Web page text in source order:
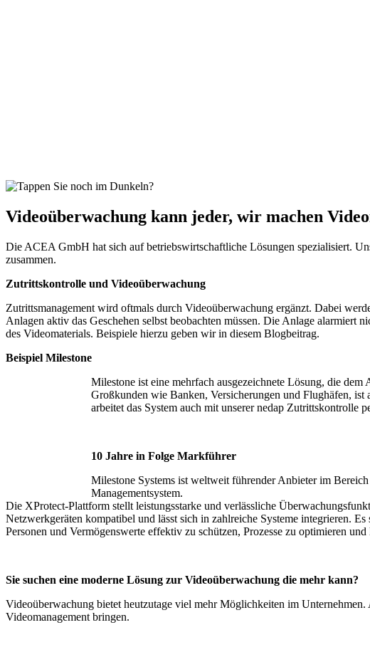
Videoüberwachung kann jeder, wir machen
Die ACEA GmbH hat sich auf betriebswirtschaftliche Lösungen spezialisiert.
zusammen.
Zutrittskontrolle und Videoüberwachung
Zutrittsmanagement wird oftmals durch Videoüberwachung ergänzt. Dabei
Anlagen aktiv das Geschehen selbst beobachten müssen. Die Anlage alarmiert
des Videomaterials. Beispiele hierzu geben wir in diesem Blogbeitrag.
Beispiel Milestone
Milestone ist eine mehrfach ausgezeichnete Lösung, die
Großkunden wie Banken, Versicherungen und Flughäfen,
arbeitet das System auch mit unserer nedap Zutrittskontrolle
10 Jahre in Folge Markführer
Milestone Systems ist weltweit führender Anbieter im
Managementsystem.
Die XProtect-Plattform stellt leistungsstarke und verlässliche
Netzwerkgeräten kompatibel und lässt sich in zahlreiche Systeme integrieren.
Personen und Vermögenswerte effektiv zu schützen, Prozesse zu optimieren
Sie suchen eine moderne Lösung zur Videoüberwachung die mehr kann?
Videoüberwachung bietet heutzutage viel mehr Möglichkeiten im
Videomanagement bringen.